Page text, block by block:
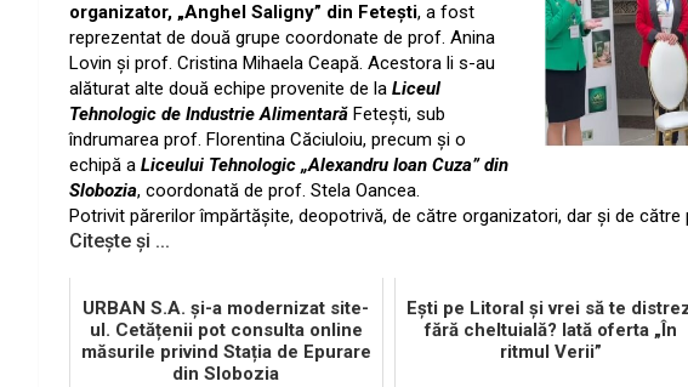
organizator, „Anghel Saligny” din Fetești, a fost
reprezentat de două grupe coordonate de prof. Anina
Lovin și prof. Cristina Mihaela Ceapă. Acestora li s-au
alăturat alte două echipe provenite de la Liceul
Tehnologic de Industrie Alimentară Fetești, sub
îndrumarea prof. Florentina Căciuloiu, precum și o
echipă a Liceului Tehnologic „Alexandru Ioan Cuza” din
Slobozia, coordonată de prof. Stela Oancea.
Potrivit părerilor împărtăşite, deopotrivă, de către organizatori, dar şi de
Citește și ...
URBAN S.A. și-a modernizat site-
ul. Cetățenii pot consulta online
măsurile privind Stația de Epurare
din Slobozia
Eşti pe Litoral şi vrei să te
fără cheltuială? Iată oferta „În
ritmul Verii”